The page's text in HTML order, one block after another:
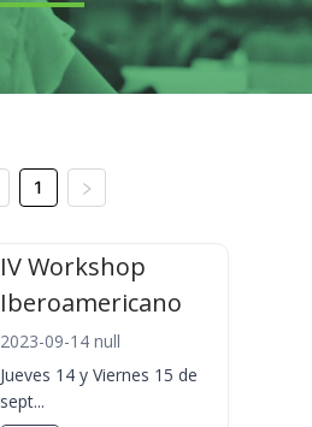
1
IV Workshop
Iberoamericano
2023-09-14 null
Jueves 14 y Viernes 15 de
sept...